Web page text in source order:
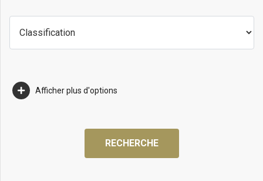
Afficher plus d'options
RECHERCHE